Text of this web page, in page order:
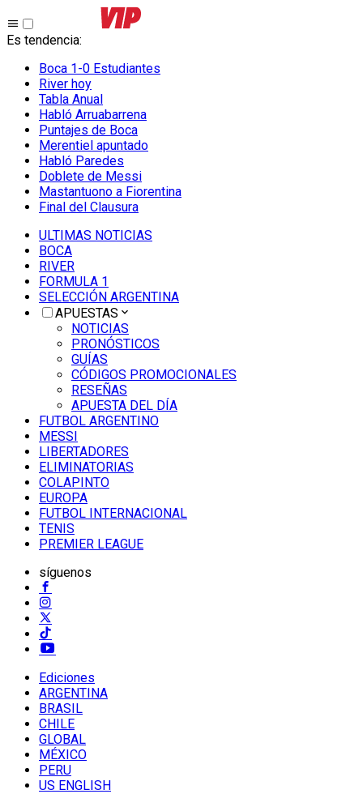
Es tendencia:
Boca 1-0 Estudiantes
River hoy
Tabla Anual
Habló Arruabarrena
Puntajes de Boca
Merentiel apuntado
Habló Paredes
Doblete de Messi
Mastantuono a Fiorentina
Final del Clausura
ULTIMAS NOTICIAS
BOCA
RIVER
FORMULA 1
SELECCIÓN ARGENTINA
APUESTAS
NOTICIAS
PRONÓSTICOS
GUÍAS
CÓDIGOS PROMOCIONALES
RESEÑAS
APUESTA DEL DÍA
FUTBOL ARGENTINO
MESSI
LIBERTADORES
ELIMINATORIAS
COLAPINTO
EUROPA
FUTBOL INTERNACIONAL
TENIS
PREMIER LEAGUE
síguenos
Ediciones
ARGENTINA
BRASIL
CHILE
GLOBAL
MÉXICO
PERU
US ENGLISH